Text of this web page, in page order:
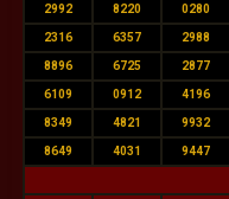
2992 8220 0280
2316 6357 2988
8896 6725 2877
6109 0912 4196
8349 4821 9932
8649 4031 9447